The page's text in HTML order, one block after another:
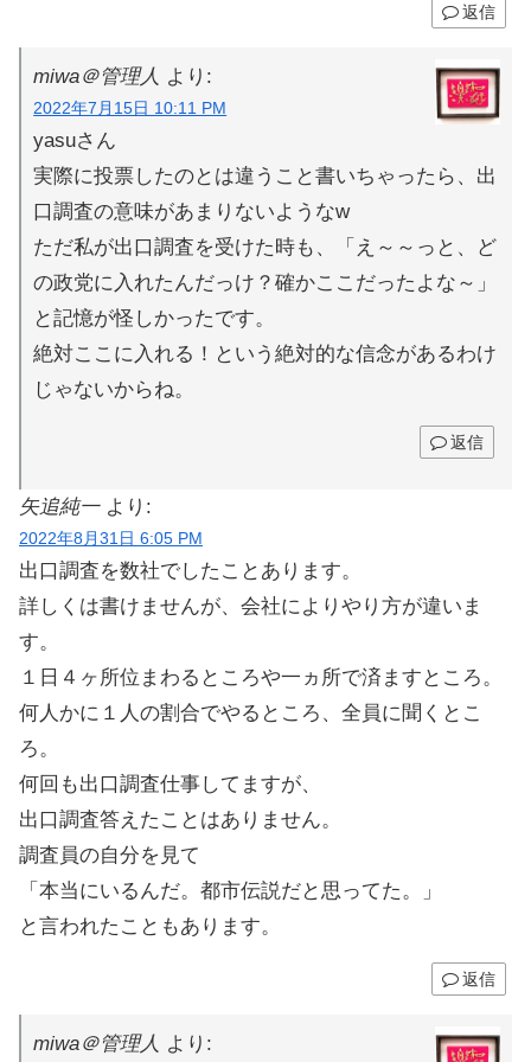
返信
miwa＠管理人 より:
2022年7月15日 10:11 PM
yasuさん
実際に投票したのとは違うこと書いちゃったら、出
口調査の意味があまりないようなw
ただ私が出口調査を受けた時も、「え～～っと、ど
の政党に入れたんだっけ？確かここだったよな～」
と記憶が怪しかったです。
絶対ここに入れる！という絶対的な信念があるわけ
じゃないからね。
返信
矢追純一 より:
2022年8月31日 6:05 PM
出口調査を数社でしたことあります。
詳しくは書けませんが、会社によりやり方が違いま
す。
１日４ヶ所位まわるところや一ヵ所で済ますところ。
何人かに１人の割合でやるところ、全員に聞くとこ
ろ。
何回も出口調査仕事してますが、
出口調査答えたことはありません。
調査員の自分を見て
「本当にいるんだ。都市伝説だと思ってた。」
と言われたこともあります。
返信
miwa＠管理人 より: